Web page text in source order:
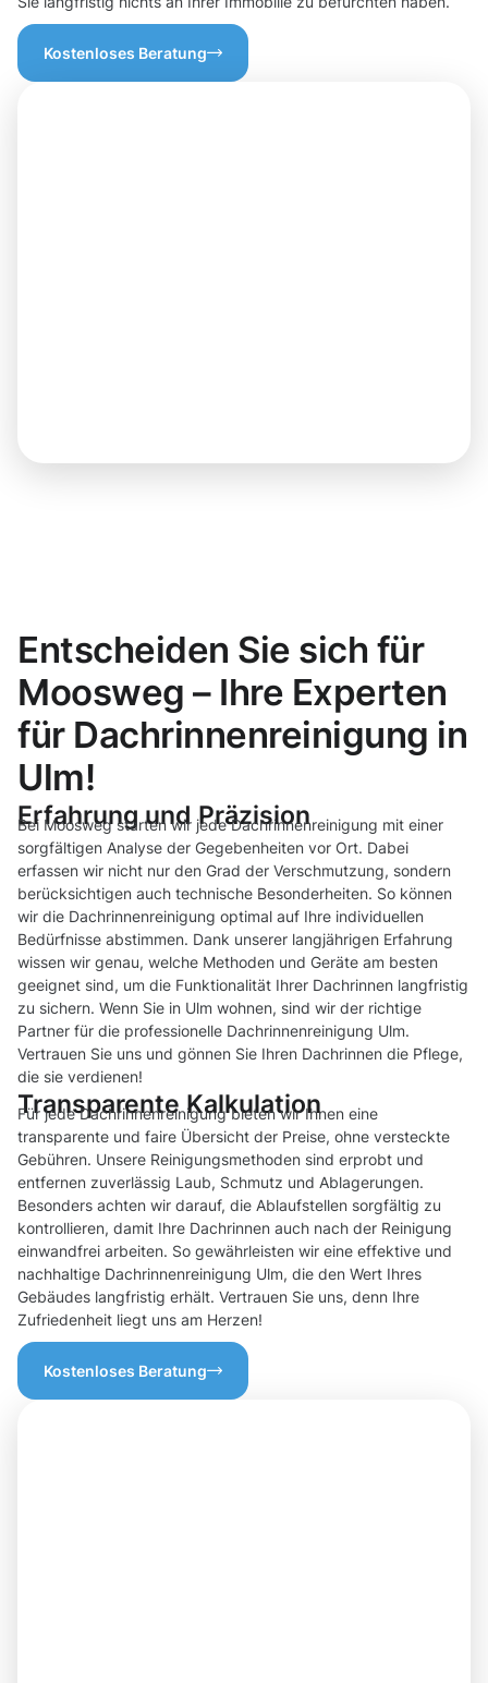
Kostenloses Beratung
Entscheiden Sie sich für
Moosweg – Ihre Experten
für Dachrinnenreinigung in
Ulm!
Erfahrung und Präzision
Bei Moosweg starten wir jede Dachrinnenreinigung mit einer
sorgfältigen Analyse der Gegebenheiten vor Ort. Dabei
erfassen wir nicht nur den Grad der Verschmutzung, sondern
berücksichtigen auch technische Besonderheiten. So können
wir die Dachrinnenreinigung optimal auf Ihre individuellen
Bedürfnisse abstimmen. Dank unserer langjährigen Erfahrung
wissen wir genau, welche Methoden und Geräte am besten
geeignet sind, um die Funktionalität Ihrer Dachrinnen langfristig
zu sichern. Wenn Sie in Ulm wohnen, sind wir der richtige
Partner für die professionelle Dachrinnenreinigung Ulm.
Vertrauen Sie uns und gönnen Sie Ihren Dachrinnen die Pflege,
die sie verdienen!
Transparente Kalkulation
Für jede Dachrinnenreinigung bieten wir Ihnen eine
transparente und faire Übersicht der Preise, ohne versteckte
Gebühren. Unsere Reinigungsmethoden sind erprobt und
entfernen zuverlässig Laub, Schmutz und Ablagerungen.
Besonders achten wir darauf, die Ablaufstellen sorgfältig zu
kontrollieren, damit Ihre Dachrinnen auch nach der Reinigung
einwandfrei arbeiten. So gewährleisten wir eine effektive und
nachhaltige Dachrinnenreinigung Ulm, die den Wert Ihres
Gebäudes langfristig erhält. Vertrauen Sie uns, denn Ihre
Zufriedenheit liegt uns am Herzen!
Kostenloses Beratung